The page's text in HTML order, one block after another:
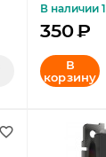
CP
В наличии
350₽
В
корзину